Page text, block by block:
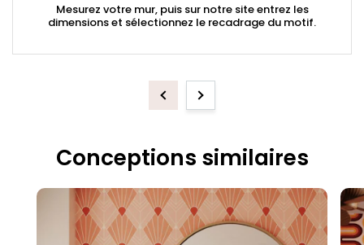
Mesurez votre mur, puis sur notre site entrez les
dimensions et sélectionnez le recadrage du motif.
PreviousNext
Conceptions similaires